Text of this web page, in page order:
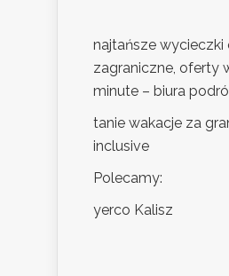
najtańsze
zagraniczne, oferty
minute – biura
tanie wakacje za
inclusive
Polecamy:
yerco Kalisz